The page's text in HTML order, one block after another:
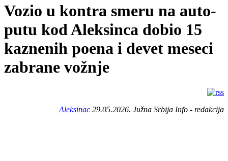
Vozio u kontra smeru na auto-
putu kod Aleksinca dobio 15
kaznenih poena i devet meseci
zabrane vožnje
Aleksinac 29.05.2026. Južna Srbija Info - redakcija